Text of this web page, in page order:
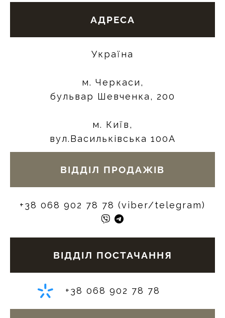
АДРЕСА
Україна
м. Черкаси,
бульвар Шевченка, 200
м. Київ,
вул.Васильківська 100А
ВІДДІЛ ПРОДАЖІВ
+38 068 902 78 78 (viber/telegram)
ВІДДІЛ ПОСТАЧАННЯ
+38 068 902 78 78